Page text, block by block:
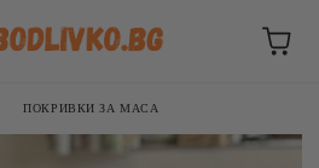
ПОКРИВКИ ЗА МАСА